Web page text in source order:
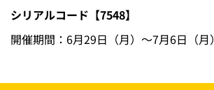
シリアルコード【7548】
開催期間：6月29日（月）～7月6日（月）